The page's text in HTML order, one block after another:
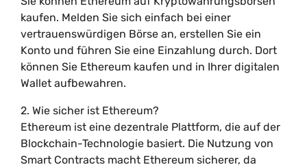
kaufen. Melden Sie sich einfach bei einer
vertrauenswürdigen Börse an, erstellen Sie ein
Konto und führen Sie eine Einzahlung durch. Dort
können Sie Ethereum kaufen und in Ihrer digitalen
Wallet aufbewahren.
2. Wie sicher ist Ethereum?
Ethereum ist eine dezentrale Plattform, die auf der
Blockchain-Technologie basiert. Die Nutzung von
Smart Contracts macht Ethereum sicherer, da